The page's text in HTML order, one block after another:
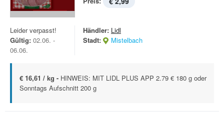
Leider verpasst!
Gültig: 02.06. -
06.06.
Händler: Lidl
Stadt:
Mistelbach
€ 16,61 / kg - HINWEIS: MIT LIDL PLUS APP 2.79 € 180 g oder
Sonntags Aufschnitt 200 g